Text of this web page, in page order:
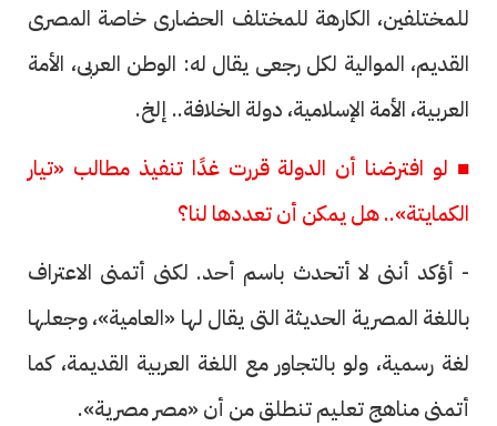
للمختلفين، الكارهة للمختلف الحضارى خاصة المصرى
القديم، الموالية لكل رجعى يقال له: الوطن العربى، الأمة
العربية، الأمة الإسلامية، دولة الخلافة.. إلخ.
■ لو افترضنا أن الدولة قررت غدًا تنفيذ مطالب «تيار
الكمايتة».. هل يمكن أن تعددها لنا؟
- أؤكد أننى لا أتحدث باسم أحد. لكنى أتمنى الاعتراف
باللغة المصرية الحديثة التى يقال لها «العامية»، وجعلها
لغة رسمية، ولو بالتجاور مع اللغة العربية القديمة، كما
أتمنى مناهج تعليم تنطلق من أن «مصر مصرية».